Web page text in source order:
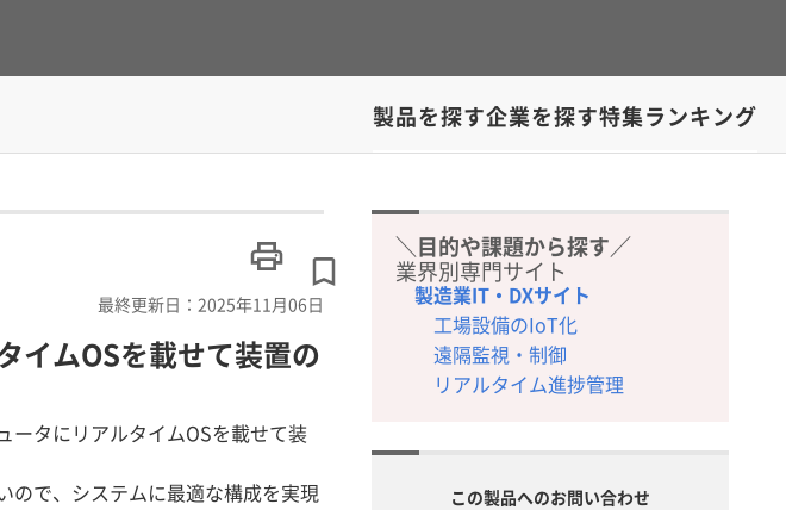
製品を探す企業を探す特集ランキング
最終更新日：2025年11月06日
イムOSを載せて装置の
ータにリアルタイムOSを載せて装
ので、システムに最適な構成を実現
＼目的や課題から探す／
業界別専門サイト
製造業IT・DXサイト
工場設備のIoT化
遠隔監視・制御
リアルタイム進捗管理
この製品へのお問い合わせ